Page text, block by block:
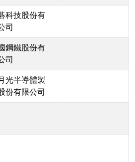
科技股份有
司
鋼鐵股份有
司
光半導體製
份有限公司